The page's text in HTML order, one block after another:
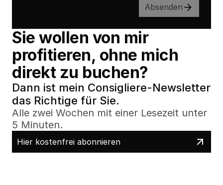
Absenden
Sie wollen von mir
profitieren, ohne mich
direkt zu buchen?
Dann ist mein Consigliere-Newsletter
das Richtige für Sie.
Alle zwei Wochen mit einer Lesezeit unter
5 Minuten.
Hier kostenfrei abonnieren